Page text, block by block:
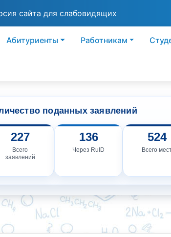
сайта для слабовидящих
Абитуриенты Работникам
поданных заявлений
227
Всего
заявлений
136
Через RuID
524
Всего